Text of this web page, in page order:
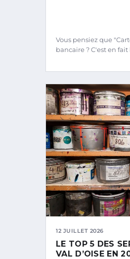
Vous pensiez que
bancaire ? C'est en
12 JUILLET 2026
LE TOP 5 DES
VAL D’OISE EN